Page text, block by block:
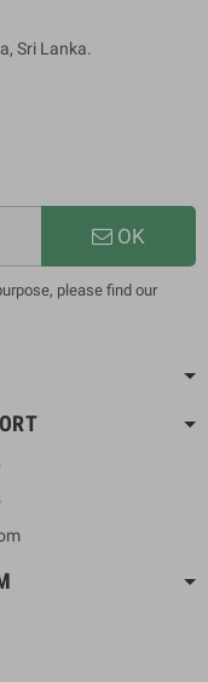
Sri Lanka.
OK
please find our